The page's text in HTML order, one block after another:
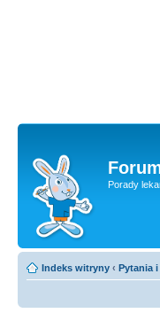
Porady
Indeks witryny ‹ Pytania